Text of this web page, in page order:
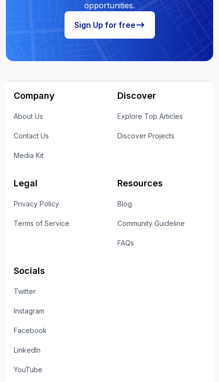
opportunities.
Sign Up for free
Company
About Us
Contact Us
Media Kit
Discover
Explore Top Articles
Discover Projects
Legal
Privacy Policy
Terms of Service
Resources
Blog
Community Guideline
FAQs
Socials
Twitter
Instagram
Facebook
LinkedIn
YouTube